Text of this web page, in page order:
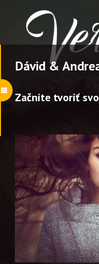
Dávid &
Začnite tvoriť